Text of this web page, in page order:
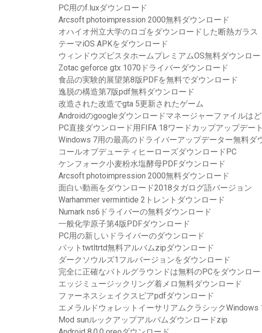
PC用のf.luxダウンロード
Arcsoft photoimpression 2000無料ダウンロード
オハイオ州立大学のロゴをダウンロードした断熱ガラス
テーマiOS APKをダウンロード
ウィンドウズビスタホームプレミアムOS無料ダウンロ
Zotac geforce gtx 1070ドライバーダウンロード
食品の実験的展望第8版PDFを無料でダウンロード
逸脱の構造第7版pdf無料ダウンロード
改造された改造でgta 5更新されたゲーム
Androidのgoogleダウンロードマネージャーファイルは
PC直接ダウンロード用FIFA 18ワードカップアップデート
Windows 7用の最高のドライバーアップデーター無料ダ
コールオブデューティヒーローズダウンロードPC
ケンフォーク小麦粉水塩酵母PDFダウンロード
Arcsoft photoimpression 2000無料ダウンロード
面白い動画をダウンロード2018タガログ語バージョン
Warhammer vermintide 2トレントダウンロード
Numark ns6ドライバーの無料ダウンロード
一般化学原子第4版PDFダウンロード
PC用の新しいドライバーのダウンロード
パットtwtltrtd無料アルバムzipダウンロード
ダークソウルズ1フルバージョンをダウンロード
完全に正確なバトルグラウンドは無料のPCをダウンロー
エッジミュージックリング着メロ無料ダウンロード
ファーネスシェイクスピアpdfダウンロード
エメラルドウォレットイーサリアムクラシックWindows
Mod sunルックアップアルバムダウンロードzip